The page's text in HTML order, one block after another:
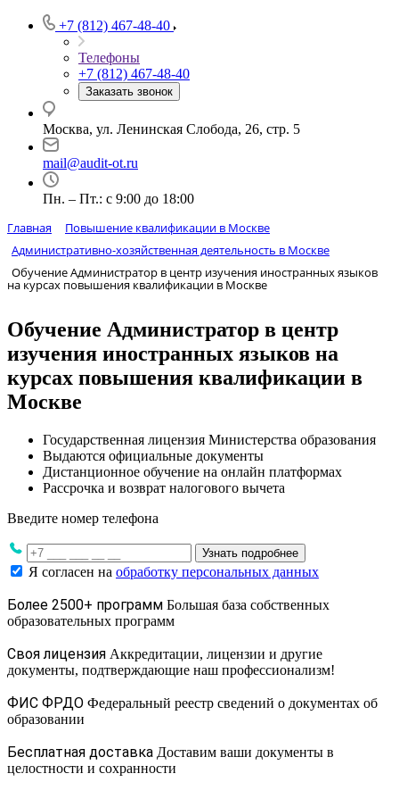
+7 (812) 467-48-40
Телефоны
+7 (812) 467-48-40
Заказать звонок
Москва, ул. Ленинская Слобода, 26, стр. 5
mail@audit-ot.ru
Пн. – Пт.: с 9:00 до 18:00
Главная
Повышение квалификации в Москве
Административно-хозяйственная деятельность в Москве
Обучение Администратор в центр изучения иностранных языков
на курсах повышения квалификации в Москве
Обучение Администратор в центр
изучения иностранных языков на
курсах повышения квалификации в
Москве
Государственная лицензия Министерства образования
Выдаются официальные документы
Дистанционное обучение на онлайн платформах
Рассрочка и возврат налогового вычета
Введите номер телефона
Узнать подробнее
Я согласен на обработку персональных данных
Более 2500+ программ Большая база собственных
образовательных программ
Своя лицензия Аккредитации, лицензии и другие
документы, подтверждающие наш профессионализм!
ФИС ФРДО Федеральный реестр сведений о документах об
образовании
Бесплатная доставка Доставим ваши документы в
целостности и сохранности